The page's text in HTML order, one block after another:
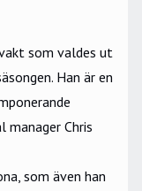
som valdes ut
Han är en
manager Chris
som även han